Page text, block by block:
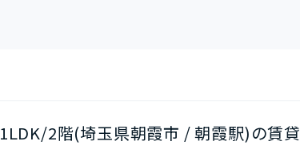
1LDK/2階(埼玉県朝霞市 / 朝霞駅)の賃貸